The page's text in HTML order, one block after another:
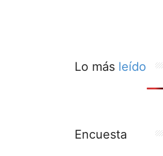
Lo más leído
Encuesta